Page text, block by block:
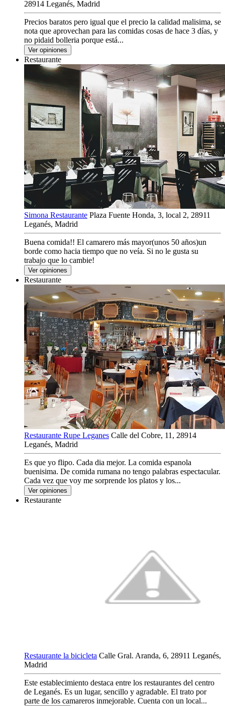
28914 Leganés, Madrid
Precios baratos pero igual que el precio la calidad malisima, se
nota que aprovechan para las comidas cosas de hace 3 días, y
no pidaid bolleria porque está...
Ver opiniones
Restaurante
Simona Restaurante Plaza Fuente Honda, 3, local 2, 28911
Leganés, Madrid
Buena comida!! El camarero más mayor(unos 50 años)un
borde como hacia tiempo que no veía. Si no le gusta su
trabajo que lo cambie!
Ver opiniones
Restaurante
Restaurante Rupe Leganes Calle del Cobre, 11, 28914
Leganés, Madrid
Es que yo flipo. Cada dia mejor. La comida espanola
buenisima. De comida rumana no tengo palabras espectacular.
Cada vez que voy me sorprende los platos y los...
Ver opiniones
Restaurante
Restaurante la bicicleta Calle Gral. Aranda, 6, 28911 Leganés,
Madrid
Este establecimiento destaca entre los restaurantes del centro
de Leganés. Es un lugar, sencillo y agradable. El trato por
parte de los camareros inmejorable. Cuenta con un local...